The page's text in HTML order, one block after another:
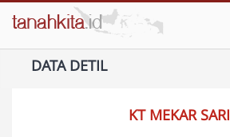
DATA DETIL
KT MEKAR SARI